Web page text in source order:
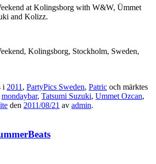
at Kolingsborg with W&W, Ümmet
and Kolizz.
Kolingsborg, Stockholm, Sweden,
i 2011, PartyPics Sweden, Patric och märktes
mondaybar, Tatsumi Suzuki, Ummet Ozcan,
den 2011/08/21 av admin.